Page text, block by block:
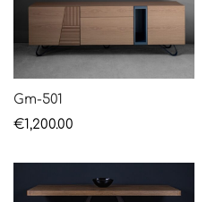
Gm-501
€1,200.00